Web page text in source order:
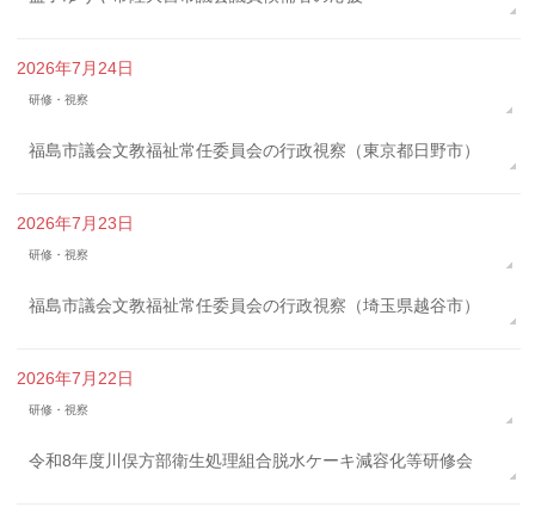
2026年7月24日
研修・視察
福島市議会文教福祉常任委員会の行政視察（東京都日野市）
2026年7月23日
研修・視察
福島市議会文教福祉常任委員会の行政視察（埼玉県越谷市）
2026年7月22日
研修・視察
令和8年度川俣方部衛生処理組合脱水ケーキ減容化等研修会